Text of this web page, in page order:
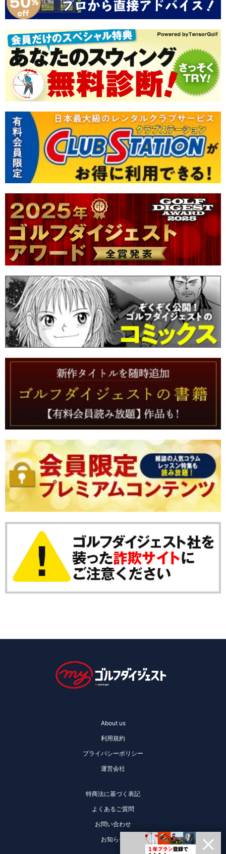
About us
利用規約
プライバシーポリシー
運営会社
特商法に基づく表記
よくあるご質問
お問い合わせ
お知らせ